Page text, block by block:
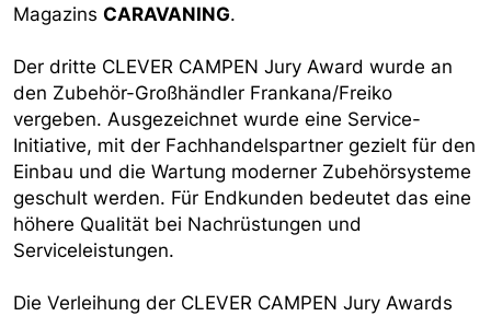
Magazins CARAVANING.
Der dritte CLEVER CAMPEN Jury Award wurde an
den Zubehör-Großhändler Frankana/Freiko
vergeben. Ausgezeichnet wurde eine Service-
Initiative, mit der Fachhandelspartner gezielt für den
Einbau und die Wartung moderner Zubehörsysteme
geschult werden. Für Endkunden bedeutet das eine
höhere Qualität bei Nachrüstungen und
Serviceleistungen.
Die Verleihung der CLEVER CAMPEN Jury Awards